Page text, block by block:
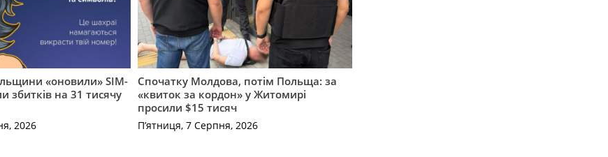
«оновили» SIM-
збитків на 31 тисячу
2026
Спочатку Молдова, потім Польща: за
«квиток за кордон» у Житомирі
просили $15 тисяч
П’ятниця, 7 Серпня, 2026